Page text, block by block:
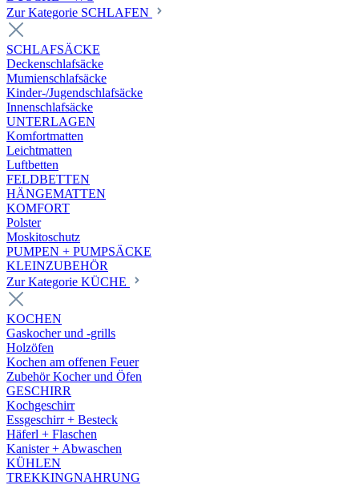
Zur Kategorie SCHLAFEN
SCHLAFSÄCKE
Deckenschlafsäcke
Mumienschlafsäcke
Kinder-/Jugendschlafsäcke
Innenschlafsäcke
UNTERLAGEN
Komfortmatten
Leichtmatten
Luftbetten
FELDBETTEN
HÄNGEMATTEN
KOMFORT
Polster
Moskitoschutz
PUMPEN + PUMPSÄCKE
KLEINZUBEHÖR
Zur Kategorie KÜCHE
KOCHEN
Gaskocher und -grills
Holzöfen
Kochen am offenen Feuer
Zubehör Kocher und Öfen
GESCHIRR
Kochgeschirr
Essgeschirr + Besteck
Häferl + Flaschen
Kanister + Abwaschen
KÜHLEN
TREKKINGNAHRUNG